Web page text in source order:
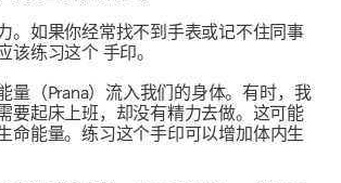
。如果你经常找不到手表或记不住同事
该练习这个 手印。
量 （Prana）流入我们的身体。有时，我
要起床上班，却没有精力去做。这可能
命能量。练习这个手印可以增加体内生